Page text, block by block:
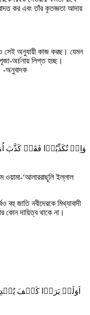
কর এবং তাঁর কৃতজ্ঞতা আদায়
ও সেই অনুযায়ী কাজ করছ। যেমন
অর্চনায় লিপ্ত হচ্ছ।
-অনুবাদক
وَاِنۡ تُکَذِّبُوۡا فَقَدۡ کَذَّبَ
ওয়ামা-‘আলাররাছূলি ইল্লাল
বহু জাতি নবীদেরকে মিথ্যাবাদী
কোন দায়িত্ব থাকে না।
اَوَلَمۡ یَرَوۡا کَیۡفَ